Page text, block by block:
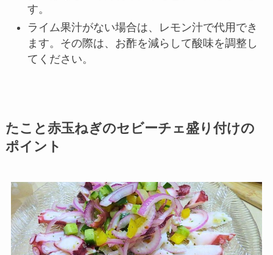
す。
ライム果汁がない場合は、レモン汁で代用でき
ます。その際は、お酢を減らして酸味を調整し
てください。
たこと赤玉ねぎのセビーチェ盛り付けの
ポイント